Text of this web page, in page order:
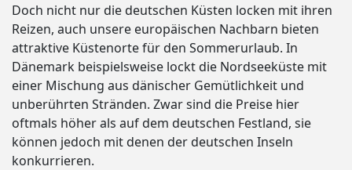
Doch nicht nur die deutschen Küsten locken mit ihren
Reizen, auch unsere europäischen Nachbarn bieten
attraktive Küstenorte für den Sommerurlaub. In
Dänemark beispielsweise lockt die Nordseeküste mit
einer Mischung aus dänischer Gemütlichkeit und
unberührten Stränden. Zwar sind die Preise hier
oftmals höher als auf dem deutschen Festland, sie
können jedoch mit denen der deutschen Inseln
konkurrieren.